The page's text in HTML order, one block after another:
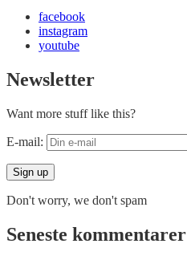
facebook
instagram
youtube
Newsletter
Want more stuff like this?
E-mail:
Don't worry, we don't spam
Seneste kommentarer